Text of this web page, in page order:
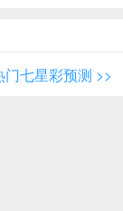
门七星彩预测 >>